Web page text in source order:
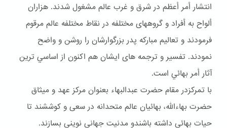
انتشار أمر أعظم در شرق و غرب عالم مشغول شدند. هزاران
ألواح به أفراد و گروههاى مختلفه در نقاط مختلفه عالم مرقوم
فرمودند و تعاليم مباركه پدر بزرگوارشان را روشن و واضح
نمودند. تفسير و ترجمه هاى ايشان هم اكنون از اساسي ترين
آثار أمر بهائي است.
با تمرکزدر مقام حضرت عبدالبهاء بعنوان مركز عهد و ميثاق
حضرت بهاءالله، بهائيان عالم متحدانه در سعى و كوششند تا
حيات بهائى داشته باشندو مدنيت جهانى نوينى بسازند.